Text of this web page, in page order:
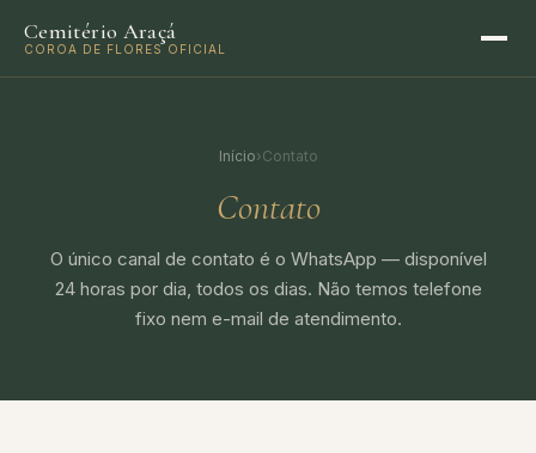
Cemitério Araçá
COROA DE FLORES OFICIAL
Início›Contato
Contato
O único canal de contato é o WhatsApp — disponível
24 horas por dia, todos os dias. Não temos telefone
fixo nem e-mail de atendimento.